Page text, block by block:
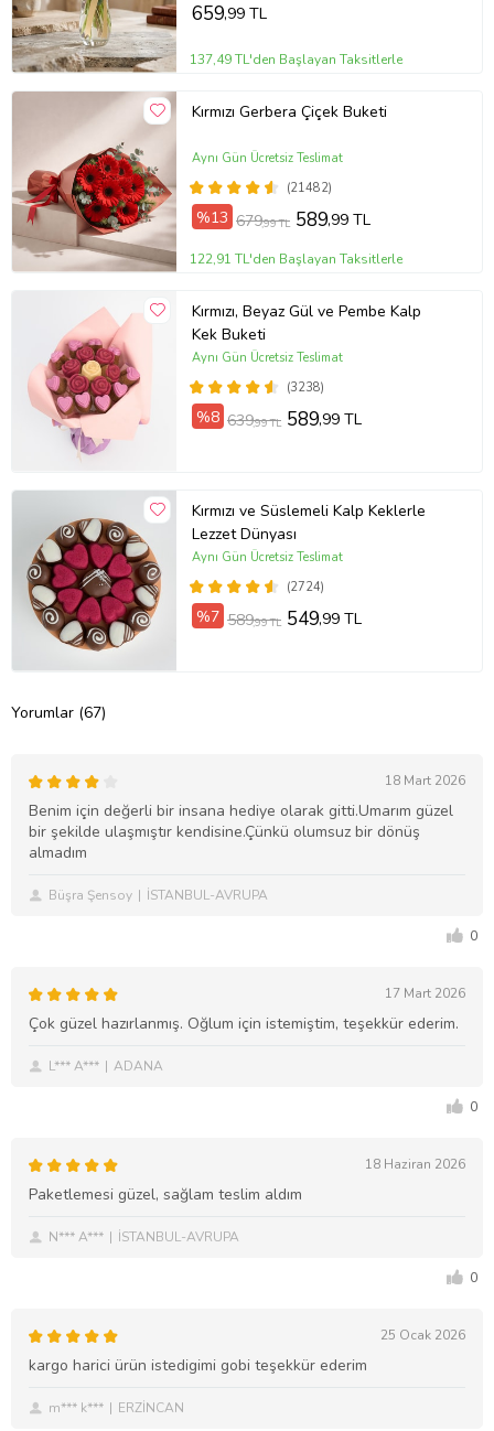
659,99 TL
137,49 TL'den Başlayan Taksitlerle
Kırmızı Gerbera Çiçek Buketi
(21482)
Aynı Gün Ücretsiz Teslimat
%13 679,99 TL 589,99 TL
122,91 TL'den Başlayan Taksitlerle
Kırmızı, Beyaz Gül ve Pembe Kalp
Kek Buketi
(3238)
Aynı Gün Ücretsiz Teslimat
%8 639,99 TL 589,99 TL
Kırmızı ve Süslemeli Kalp Keklerle
Lezzet Dünyası
(2724)
Aynı Gün Ücretsiz Teslimat
%7 589,99 TL 549,99 TL
Yorumlar (67)
18 Mart 2026
Benim için değerli bir insana hediye olarak gitti.Umarım güzel
bir şekilde ulaşmıştır kendisine.Çünkü olumsuz bir dönüş
almadım
Büşra Şensoy İSTANBUL-AVRUPA
0
17 Mart 2026
Çok güzel hazırlanmış. Oğlum için istemiştim, teşekkür ederim.
L*** A*** ADANA
0
18 Haziran 2026
Paketlemesi güzel, sağlam teslim aldım
N*** A*** İSTANBUL-AVRUPA
0
25 Ocak 2026
kargo harici ürün istedigimi gobi teşekkür ederim
m*** k*** ERZİNCAN